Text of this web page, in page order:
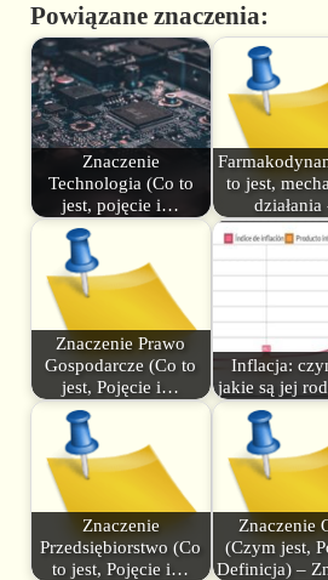
Powiązane znaczenia:
Znaczenie
Technologia (Co to
jest, pojęcie i…
to jest,
Znaczenie Prawo
Gospodarcze (Co to
jest, Pojęcie i…
Inflacja:
jakie są jej
Znaczenie
Przedsiębiorstwo (Co
to jest, Pojęcie i…
Znaczenie
(Czym jest,
Definicja) –